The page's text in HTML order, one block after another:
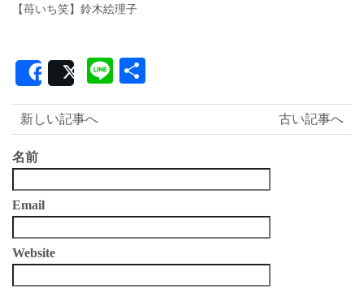
【苺いち笑】鈴木絵理子
SharePost Line
有
古い記事へ
新しい記事へ
名前
Email
Website